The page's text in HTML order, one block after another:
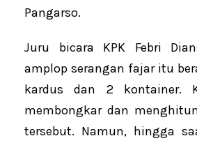
Pangarso.
Juru bicara KPK Febri
amplop serangan fajar itu
kardus dan 2 kontainer.
membongkar dan
tersebut. Namun, hingga